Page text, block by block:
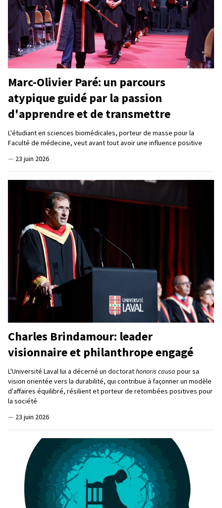
Marc-Olivier Paré: un parcours
atypique guidé par la passion
d'apprendre et de transmettre
L'étudiant en sciences biomédicales, porteur de masse pour la
Faculté de médecine, veut avant tout avoir une influence positive
— 23 juin 2026
Charles Brindamour: leader
visionnaire et philanthrope engagé
L'Université Laval lui a décerné un doctorathonoris causa pour sa
vision orientée vers la durabilité, qui contribue à façonner un modèle
d'affaires équilibré, résilient et porteur de retombées positives pour
la société
— 23 juin 2026